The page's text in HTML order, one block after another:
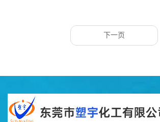
下一页